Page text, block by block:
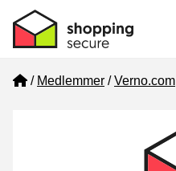
Home
Medlemmer Verno.com